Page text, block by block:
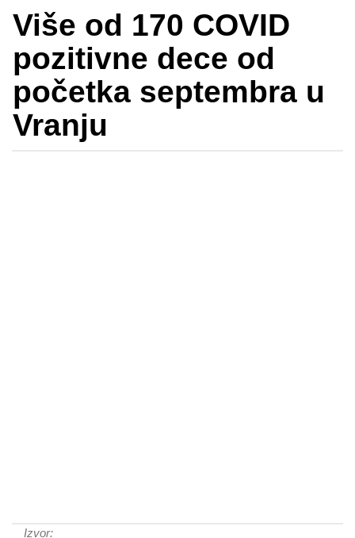
Više od 170 COVID
pozitivne dece od
početka septembra u
Vranju
Izvor: